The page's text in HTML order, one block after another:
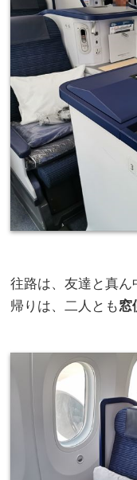
往路は、友達と真ん
帰りは、二人とも窓